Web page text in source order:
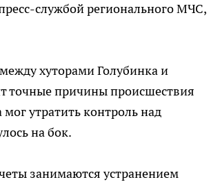
службой регионального МЧС,
хуторами Голубинка и
точные причины происшествия
утратить контроль над
на бок.
занимаются устранением